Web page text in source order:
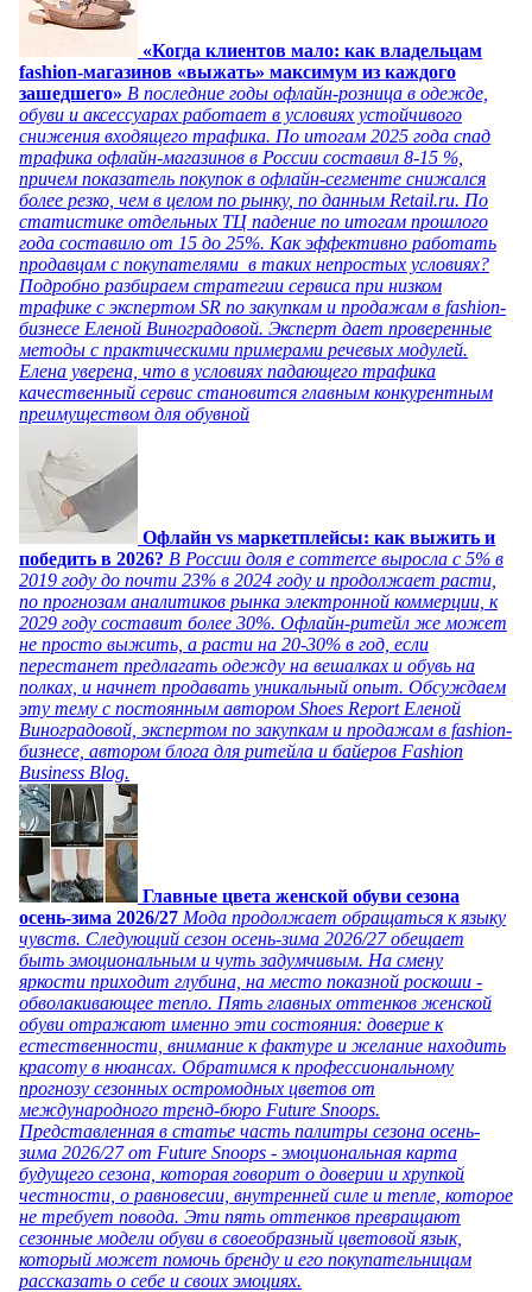
«Когда клиентов мало: как владельцам
fashion-магазинов «выжать» максимум из каждого
зашедшего» В последние годы офлайн-розница в одежде,
обуви и аксессуарах работает в условиях устойчивого
снижения входящего трафика. По итогам 2025 года спад
трафика офлайн-магазинов в России составил 8-15 %,
причем показатель покупок в офлайн-сегменте снижался
более резко, чем в целом по рынку, по данным Retail.ru. По
статистике отдельных ТЦ падение по итогам прошлого
года составило от 15 до 25%. Как эффективно работать
продавцам с покупателями в таких непростых условиях?
Подробно разбираем стратегии сервиса при низком
трафике с экспертом SR по закупкам и продажам в fashion-
бизнесе Еленой Виноградовой. Эксперт дает проверенные
методы с практическими примерами речевых модулей.
Елена уверена, что в условиях падающего трафика
качественный сервис становится главным конкурентным
преимуществом для обувной
Офлайн vs маркетплейсы: как выжить и
победить в 2026? В России доля e commerce выросла с 5% в
2019 году до почти 23% в 2024 году и продолжает расти,
по прогнозам аналитиков рынка электронной коммерции, к
2029 году составит более 30%. Офлайн-ритейл же может
не просто выжить, а расти на 20-30% в год, если
перестанет предлагать одежду на вешалках и обувь на
полках, и начнет продавать уникальный опыт. Обсуждаем
эту тему с постоянным автором Shoes Report Еленой
Виноградовой, экспертом по закупкам и продажам в fashion-
бизнесе, автором блога для ритейла и байеров Fashion
Business Blog.
Главные цвета женской обуви сезона
осень-зима 2026/27 Мода продолжает обращаться к языку
чувств. Следующий сезон осень-зима 2026/27 обещает
быть эмоциональным и чуть задумчивым. На смену
яркости приходит глубина, на место показной роскоши -
обволакивающее тепло. Пять главных оттенков женской
обуви отражают именно эти состояния: доверие к
естественности, внимание к фактуре и желание находить
красоту в нюансах. Обратимся к профессиональному
прогнозу сезонных остромодных цветов от
международного тренд-бюро Future Snoops.
Представленная в статье часть палитры сезона осень-
зима 2026/27 от Future Snoops - эмоциональная карта
будущего сезона, которая говорит о доверии и хрупкой
честности, о равновесии, внутренней силе и тепле, которое
не требует повода. Эти пять оттенков превращают
сезонные модели обуви в своеобразный цветовой язык,
который может помочь бренду и его покупательницам
рассказать о себе и своих эмоциях.